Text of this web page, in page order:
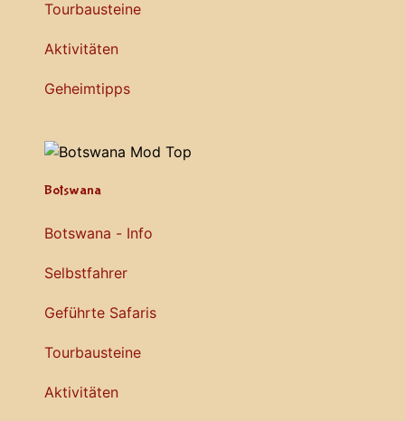
Tourbausteine
Aktivitäten
Geheimtipps
Botswana
Botswana - Info
Selbstfahrer
Geführte Safaris
Tourbausteine
Aktivitäten